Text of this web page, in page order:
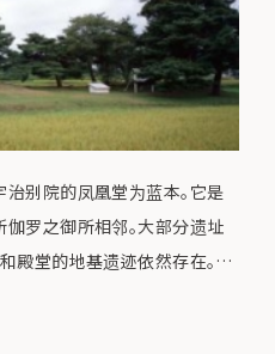
别院的凤凰堂为蓝本。它是
罗之御所相邻。大部分遗址
殿堂的地基遗迹依然存在。根
曾是一座宏伟的寺庙，建筑群
桥堂，远处的金溪山清晰可